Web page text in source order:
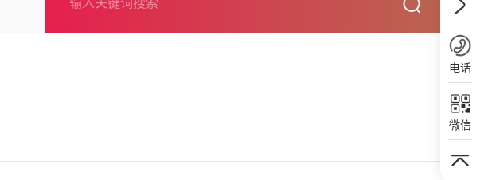
电话
微信